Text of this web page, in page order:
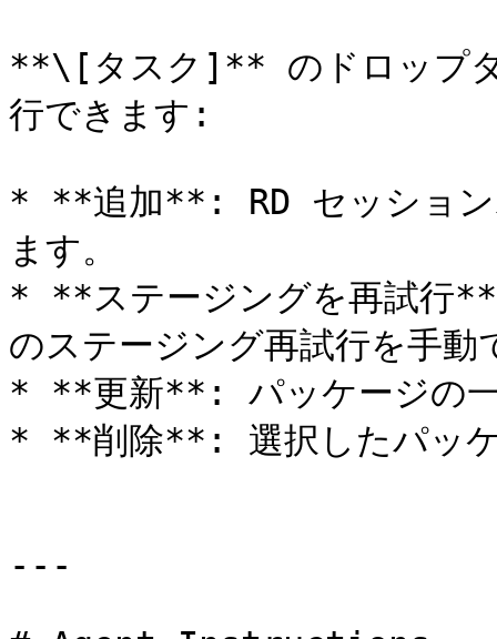
**\[タスク]** のドロップダ
行できます:
* **追加**: RD セッション
ます。
* **ステージングを再試行
のステージング再試行を手動
* **更新**: パッケージの一
* **削除**: 選択したパッケ
---